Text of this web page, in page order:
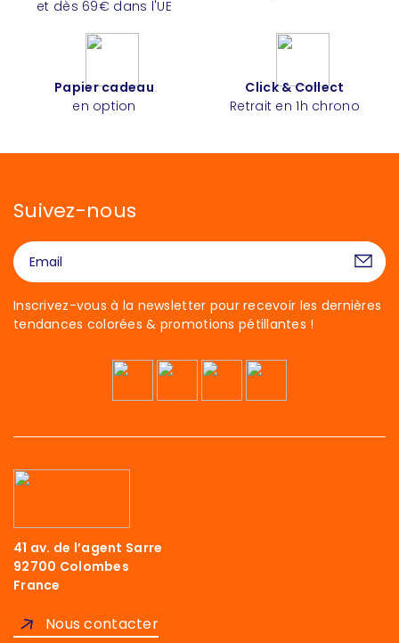
et dès 69€ dans l'UE
Papier cadeau
en option
Click & Collect
Retrait en 1h chrono
Suivez-nous
Inscrivez-vous à la newsletter pour recevoir les dernières
tendances colorées & promotions pétillantes !
41 av. de l’agent Sarre
92700 Colombes
France
Nous contacter
Salut c'est nous...
Les Cookies !
ce site vous intéresse avant de vous
déranger, mais on aimerait bien vous accompagner pendant votre